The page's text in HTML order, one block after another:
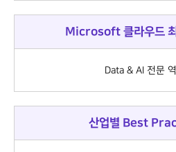
Microsoft 클라우드 최
Data & AI 전문
산업별 Best